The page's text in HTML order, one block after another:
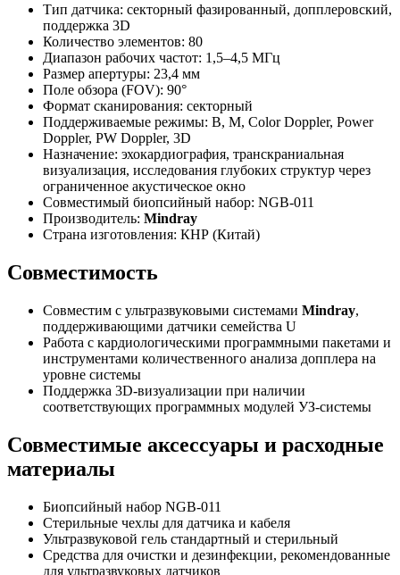
Тип датчика: секторный фазированный, допплеровский,
поддержка 3D
Количество элементов: 80
Диапазон рабочих частот: 1,5–4,5 МГц
Размер апертуры: 23,4 мм
Поле обзора (FOV): 90°
Формат сканирования: секторный
Поддерживаемые режимы: B, M, Color Doppler, Power
Doppler, PW Doppler, 3D
Назначение: эхокардиография, транскраниальная
визуализация, исследования глубоких структур через
ограниченное акустическое окно
Совместимый биопсийный набор: NGB-011
Производитель: Mindray
Страна изготовления: КНР (Китай)
Совместимость
Совместим с ультразвуковыми системами Mindray,
поддерживающими датчики семейства U
Работа с кардиологическими программными пакетами и
инструментами количественного анализа допплера на
уровне системы
Поддержка 3D-визуализации при наличии
соответствующих программных модулей УЗ-системы
Совместимые аксессуары и расходные
материалы
Биопсийный набор NGB-011
Стерильные чехлы для датчика и кабеля
Ультразвуковой гель стандартный и стерильный
Средства для очистки и дезинфекции, рекомендованные
для ультразвуковых датчиков